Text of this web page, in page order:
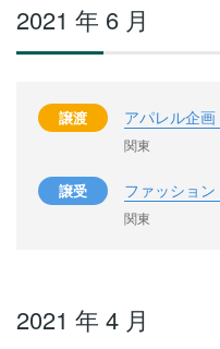
2021 年 6 月
譲渡 アパレル企画
関東
譲受 ファッショ
関東
2021 年 4 月